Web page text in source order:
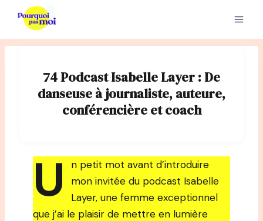
contenu
74 Podcast Isabelle Layer : De
danseuse à journaliste, auteure,
conférencière et coach
U
n petit mot avant d’introduire
mon invitée du podcast Isabelle
Layer, une femme exceptionnel
que j’ai le plaisir de mettre en lumière